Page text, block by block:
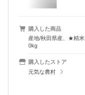
購入した商品
産地/秋田県産、★精
0kg
購入したストア
元気な農村